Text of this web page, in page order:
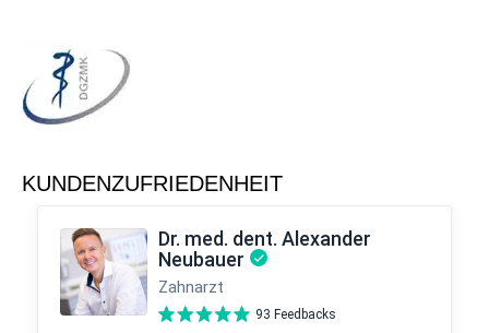
KUNDENZUFRIEDENHEIT